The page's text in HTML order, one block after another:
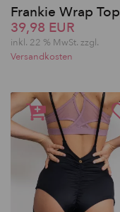
Frankie Wrap Top
39,98 EUR
inkl. 22 % MwSt. zzgl.
Versandkosten